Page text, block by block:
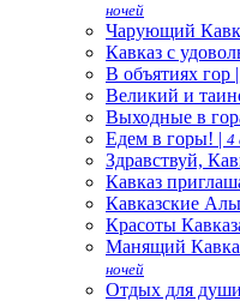
ночей
Чарующий
Кавказ с
В объятиях гор |
Великий и
Выходные в
Едем в горы! | 4
Здравствуй,
Кавказ
Кавказские
Красоты
Манящий
ночей
Отдых для